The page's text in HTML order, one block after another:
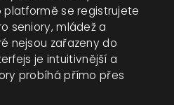
platformě se registrujete
seniory, mládež a
nejsou zařazeny do
je intuitivnější a
probíhá přímo přes